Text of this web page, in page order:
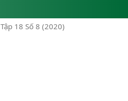
Tập 18 Số 8 (2020)